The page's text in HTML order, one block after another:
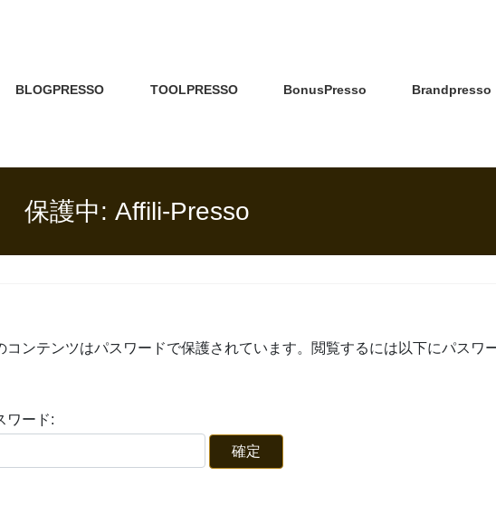
BLOGPRESSO TOOLPRESSO BonusPresso Brandpresso
保護中: Affili-Presso
コンテンツはパスワードで保護されています。閲覧するには以下にパスワ
ワード: